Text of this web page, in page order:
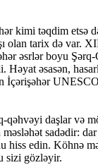
kimi təqdim etsə
olan tarix də var.
əsrlər boyu
əsasən,
İçərişəhər
qəhvəyi daşlar və
sadədir: dar
hiss edin. Köhnə
sizi gözləyir.